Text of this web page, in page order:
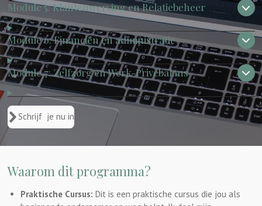
Module 5: Klantenwerving en Relatiebeheer
Module 6: Financiën en administratie
Module 7: Zelfzorg en Werk-Privébalans
Schrijf je nu in
Waarom dit programma?
Praktische Cursus: Dit is een praktische cursus die jou als